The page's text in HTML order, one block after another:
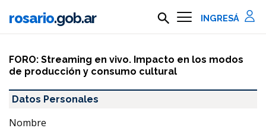
Ir al contenido principal
rosario.gob.ar Buscar en rosario.gob.ar
FORO: Streaming en vivo. Impacto en los modos
de producción y consumo cultural
Datos Personales
Nombre